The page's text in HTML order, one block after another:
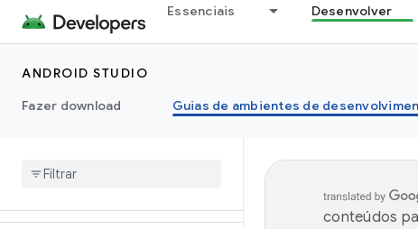
Essenciais Desenvolver
ANDROID STUDIO
Fazer download
Guias de ambientes de
conteúdos